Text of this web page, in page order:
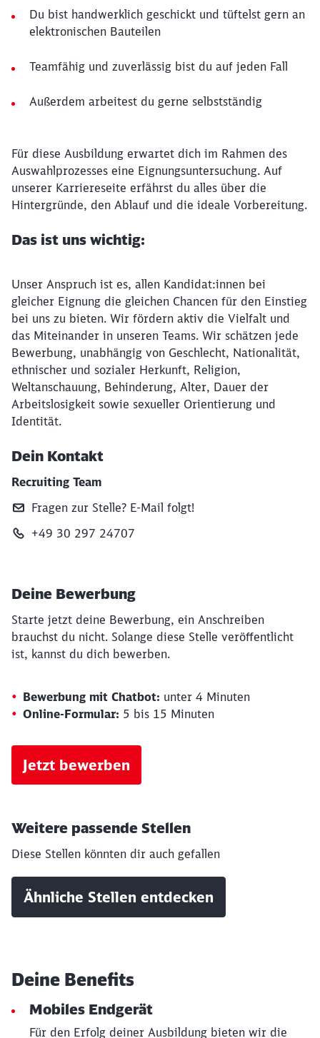
Du bist handwerklich geschickt und tüftelst gern an
elektronischen Bauteilen
Teamfähig und zuverlässig bist du auf jeden Fall
Außerdem arbeitest du gerne selbstständig
Für diese Ausbildung erwartet dich im Rahmen des
Auswahlprozesses eine Eignungsuntersuchung. Auf
unserer Karriereseite erfährst du alles über die
Hintergründe, den Ablauf und die ideale Vorbereitung.
Das ist uns wichtig:
Unser Anspruch ist es, allen Kandidat:innen bei
gleicher Eignung die gleichen Chancen für den Einstieg
bei uns zu bieten. Wir fördern aktiv die Vielfalt und
das Miteinander in unseren Teams. Wir schätzen jede
Bewerbung, unabhängig von Geschlecht, Nationalität,
ethnischer und sozialer Herkunft, Religion,
Weltanschauung, Behinderung, Alter, Dauer der
Arbeitslosigkeit sowie sexueller Orientierung und
Identität.
Dein Kontakt
Recruiting Team
Fragen zur Stelle? E‑Mail folgt!
+49 30 297 24707
Deine Bewerbung
Starte jetzt deine Bewerbung, ein Anschreiben
brauchst du nicht. Solange diese Stelle veröffentlicht
ist, kannst du dich bewerben.
Bewerbung mit Chatbot: unter 4 Minuten
Online-Formular: 5 bis 15 Minuten
Jetzt bewerben
Weitere passende Stellen
Diese Stellen könnten dir auch gefallen
Ähnliche Stellen entdecken
Deine Benefits
Mobiles Endgerät
Für den Erfolg deiner Ausbildung bieten wir die